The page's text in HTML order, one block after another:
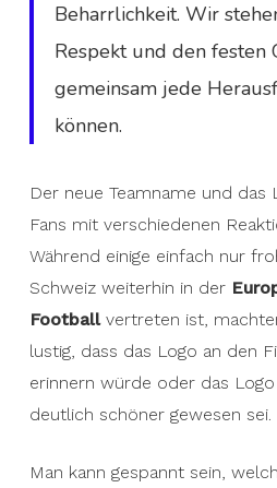
Beharrlichkeit. Wir
Respekt und den festen
gemeinsam jede
können.
Der neue Teamname und
Fans mit verschiedenen
Während einige einfach nur
Schweiz weiterhin in der
Footballvertreten ist,
lustig, dass das Logo an den
erinnern würde oder das
deutlich schöner gewesen sei.
Man kann gespannt sein,